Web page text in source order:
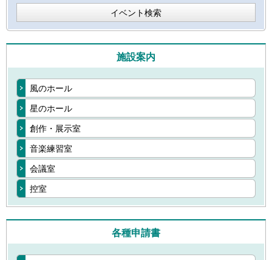
イベント検索
施設案内
風のホール
星のホール
創作・展示室
音楽練習室
会議室
控室
各種申請書